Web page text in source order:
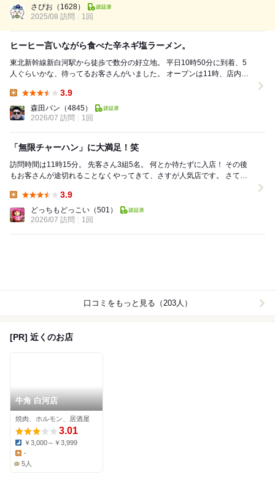
で！19...さぴお （1628）
2025/08 訪問
1回
ヒーヒー言いながら食べた辛ネギ塩ラーメン。
東北新幹線新白河駅から徒歩で数分の好立地。 平日10時50分に到着、5
人ぐらいかな、待ってるお客さんがいました。 オープンは11時、店内は
3.9
森田パン （4845）
2026/07 訪問
1回
「無限チャーハン」に大満足！笑
訪問時間は11時15分。 先客さん3組5名。 何とか待たずに入店！ その後
もお客さんが途切れることなくやってきて、さすが人気店です。 さて注
3.9
どっちもどっこい （501）
2026/07 訪問
1回
口コミをもっと見る（203人）
[PR] 近くのお店
牛角 白河店
焼肉、ホルモン、居酒屋
3.01
Dinner:
￥3,000～￥3,999
Lunch:
-
5人